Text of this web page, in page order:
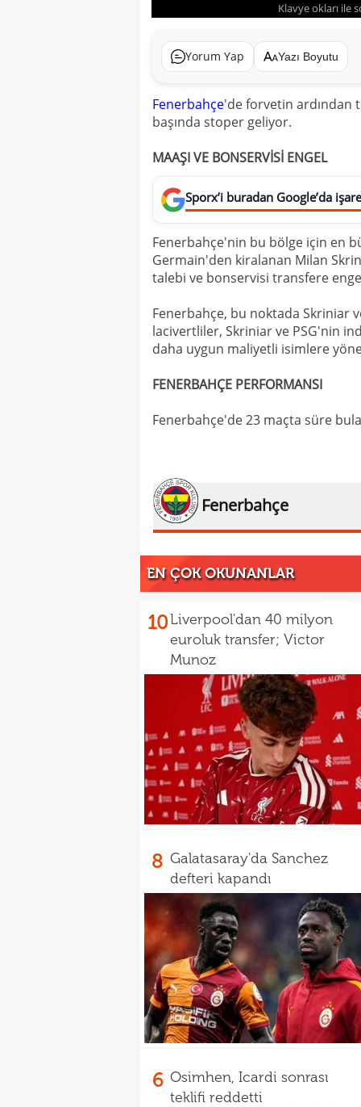
Klavye okları ile
Yorum Yap Yazı Boyutu
Fenerbahçe'de forvetin ardından
başında stoper geliyor.
MAAŞI VE BONSERVİSİ ENGEL
Sporx’i buradan Google’da
Fenerbahçe'nin bu bölge için en
Germain'den kiralanan Milan
talebi ve bonservisi transfere
Fenerbahçe, bu noktada Skriniar
lacivertliler, Skriniar ve PSG'nin
daha uygun maliyetli isimlere
FENERBAHÇE PERFORMANSI
Fenerbahçe'de 23 maçta süre
Fenerbahçe
EN ÇOK OKUNANLAR
10Liverpool'dan 40 milyon
euroluk transfer; Victor
Munoz
8 Galatasaray'da Sanchez
defteri kapandı
6 Osimhen, Icardi sonrası
teklifi reddetti